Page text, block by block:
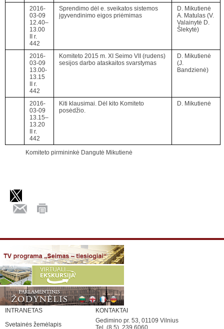
2016-
03-09
12.40–
13.00
II r.
442
Sprendimo dėl e. sveikatos sistemos
įgyvendinimo eigos priėmimas
D. Mikutienė
A. Matulas (V.
Valainytė D.
Šlekytė)
2016-
03-09
13.00-
13.15
II r.
442
Komiteto 2015 m. XI Seimo VII (rudens)
sesijos darbo ataskaitos svarstymas
D. Mikutienė
(J.
Bandzienė)
2016-
03-09
13.15–
13.20
II r.
442
Kiti klausimai. Dėl kito Komiteto
posėdžio.
D. Mikutienė
Komiteto pirmininkė Dangutė Mikutienė
INTRANETAS
Svetainės žemėlapis
KONTAKTAI
Gedimino pr. 53, 01109 Vilnius